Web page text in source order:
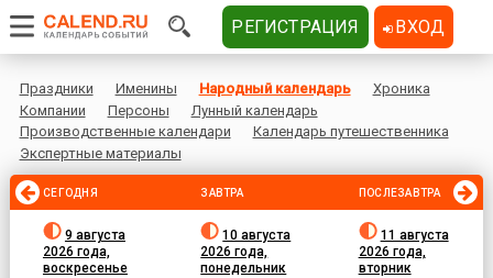
Праздники Именины Народный календарь
Хроника
Компании
Персоны
Лунный календарь
Производственные календари
Календарь путешественника
Экспертные материалы
СЕГОДНЯ
9 августа
2026 года,
воскресенье
ЗАВТРА
10 августа
2026 года,
понедельник
ПОСЛЕЗАВТРА
11 августа
2026 года,
вторник
РЕГИСТРАЦИЯ ВХОД